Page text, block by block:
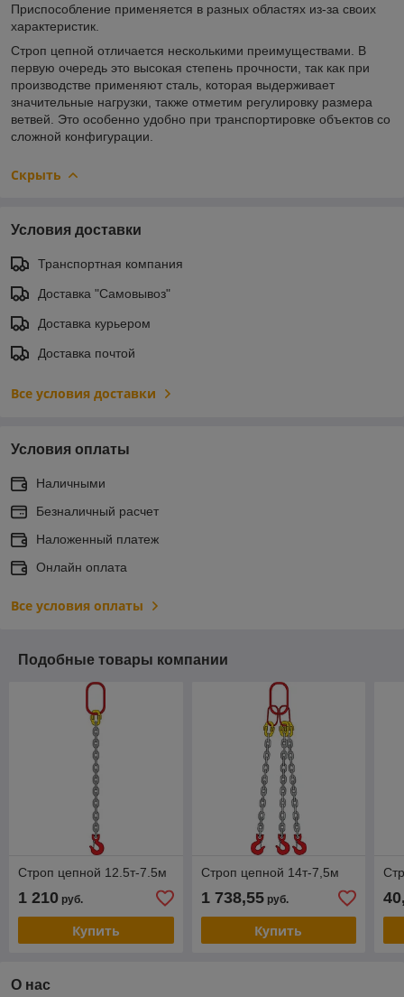
Приспособление применяется в разных областях из-за своих
характеристик.
Строп цепной отличается несколькими преимуществами. В
первую очередь это высокая степень прочности, так как при
производстве применяют сталь, которая выдерживает
значительные нагрузки, также отметим регулировку размера
ветвей. Это особенно удобно при транспортировке объектов со
сложной конфигурации.
Скрыть
Условия доставки
Транспортная компания
Доставка "Самовывоз"
Доставка курьером
Доставка почтой
Все условия доставки
Условия оплаты
Наличными
Безналичный расчет
Наложенный платеж
Онлайн оплата
Все условия оплаты
Подобные товары компании
Строп цепной 12.5т-7.5м
1 210 руб.
Купить
Строп цепной 14т-7,5м
1 738,55руб.
Купить
О нас